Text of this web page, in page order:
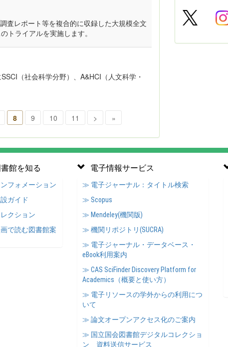
査レポート等を複合的に収録した大規模全文
トライアルを実施します。
（社会科学分野）、A&HCI（人文科学・
8 9 10 11 > »
館を知る
フォメーション
ガイド
クション
で読む図書館案
電子情報サービス
≫ 電子ジャーナル：タイトル検索
≫ Scopus
≫ Mendeley(機関版)
≫ 機関リポジトリ(SUCRA)
≫ 電子ジャーナル・データベース・
eBook利用案内
≫ CAS SciFinder Discovery Platform for
Academics（概要と使い方）
≫ 電子リソースの学外からの利用につ
いて
≫ 論文オープンアクセス化のご案内
≫ 国立国会図書館デジタルコレクショ
ン 資料送信サービス